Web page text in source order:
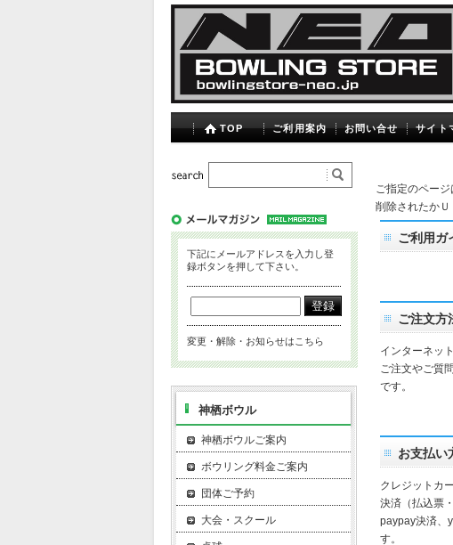
TOP ご利用案内 お問い合せ サイト
ご指定のページ
削除されたかＵ
ご利用ガ
ご注文方
インターネッ
ご注文やご質
です。
お支払い
クレジットカ
決済（払込票
paypay決済、
す。
下記にメールアドレスを入力し登
録ボタンを押して下さい。
変更・解除・お知らせはこちら
神栖ボウル
神栖ボウルご案内
ボウリング料金ご案内
団体ご予約
大会・スクール